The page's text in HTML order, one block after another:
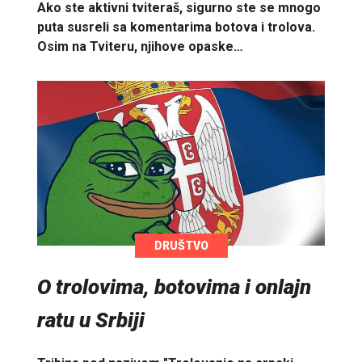
Ako ste aktivni tviteraš, sigurno ste se mnogo
puta susreli sa komentarima botova i trolova.
Osim na Tviteru, njihove opaske…
DRUŠTVO
O trolovima, botovima i onlajn
ratu u Srbiji